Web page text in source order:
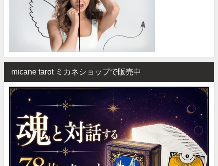
micane tarot ミカネショップで販売中